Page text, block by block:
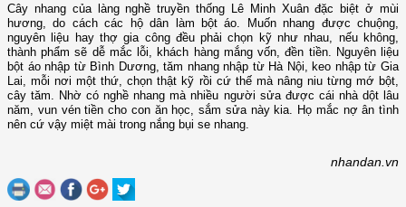
Cây nhang của làng nghề truyền thống Lê Minh Xuân đặc biệt ở mùi
hương, do cách các hộ dân làm bột áo. Muốn nhang được chuộng,
nguyên liệu hay thợ gia công đều phải chọn kỹ như nhau, nếu không,
thành phẩm sẽ dễ mắc lỗi, khách hàng mắng vốn, đền tiền. Nguyên liệu
bột áo nhập từ Bình Dương, tăm nhang nhập từ Hà Nội, keo nhập từ Gia
Lai, mỗi nơi một thứ, chọn thật kỹ rồi cứ thế mà nâng niu từng mớ bột,
cây tăm. Nhờ có nghề nhang mà nhiều người sửa được cái nhà dột lâu
năm, vun vén tiền cho con ăn học, sắm sửa này kia. Họ mắc nợ ân tình
nên cứ vậy miệt mài trong nắng bụi se nhang.
nhandan.vn